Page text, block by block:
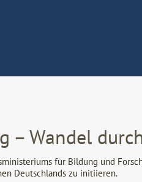
– Wandel
für Bildung und
Deutschlands zu initiieren.